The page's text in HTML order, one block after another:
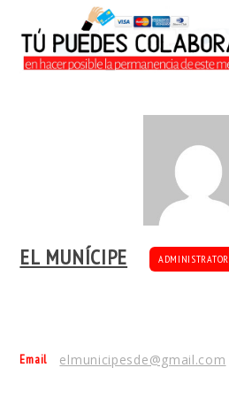
EL MUNÍCIPE ADMINISTRATOR
Email elmunicipesde@gmail.com